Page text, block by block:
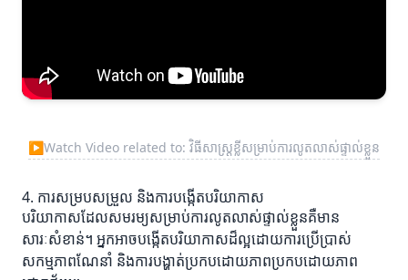
▶Watch Video related to: វិធីសាស្ត្រខ្លីសម្រាប់ការលូតលាស់ផ្ទាល់ខ្លួន
4. ការសម្របសម្រួល និងការបង្កើតបរិយាកាស
បរិយាកាសដែលសមរម្យសម្រាប់ការលូតលាស់ផ្ទាល់ខ្លួនគឺមាន
សារៈសំខាន់។ អ្នកអាចបង្កើតបរិយាកាសដ៏ល្អដោយការប្រើប្រាស់
សកម្មភាពណែនាំ និងការបង្ហាត់ប្រកបដោយភាពប្រកបដោយភាព